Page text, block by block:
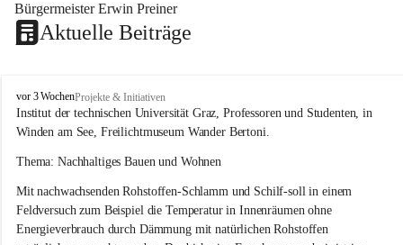
Bürgermeister Erwin Preiner
Aktuelle Beiträge
W
i
n
e
a
m
S
vor 3 WochenProjekte & Initiativen
Institut der technischen Universität Graz, Professoren und Studenten, in
Winden am See, Freilichtmuseum Wander Bertoni.
Thema: Nachhaltiges Bauen und Wohnen
Mit nachwachsenden Rohstoffen-Schlamm und Schilf-soll in einem
Feldversuch zum Beispiel die Temperatur in Innenräumen ohne
Energieverbrauch durch Dämmung mit natürlichen Rohstoffen